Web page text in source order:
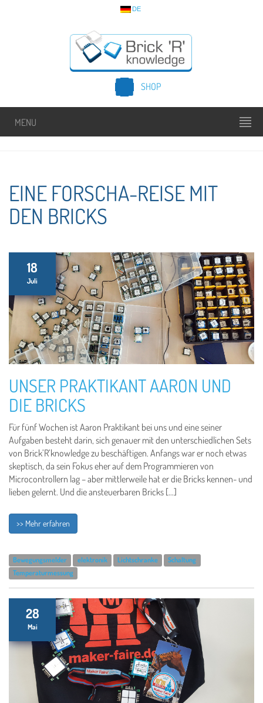
DE
SHOP
MENU
EINE FORSCHA-REISE MIT
DEN BRICKS
18
Juli
UNSER PRAKTIKANT AARON UND
DIE BRICKS
Für fünf Wochen ist Aaron Praktikant bei uns und eine seiner
Aufgaben besteht darin, sich genauer mit den unterschiedlichen Sets
von Brick’R’knowledge zu beschäftigen. Anfangs war er noch etwas
skeptisch, da sein Fokus eher auf dem Programmieren von
Microcontrollern lag – aber mittlerweile hat er die Bricks kennen- und
lieben gelernt. Und die ansteuerbaren Bricks […]
>> Mehr erfahren
Bewegungsmelder elektronik Lichtschranke
Schaltung
Temperaturmessung
28
Mai